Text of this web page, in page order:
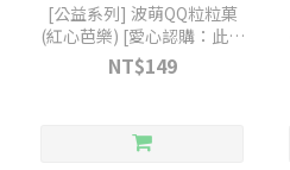
[公益系列] 波萌QQ粒粒菓
(紅心芭樂) [愛心認購：此訂
單商品將由我們為您直接捐
贈給合作公益團體，您不會
NT$149